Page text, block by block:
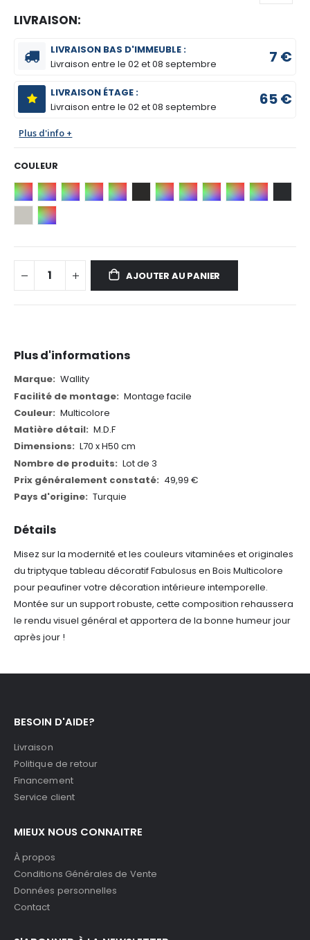
LIVRAISON:
LIVRAISON BAS D'IMMEUBLE :
Livraison entre le02 et 08 septembre 7 €
LIVRAISON ÉTAGE :
Livraison entre le02 et 08 septembre 65 €
Plus d'info +
COULEUR
AJOUTER AU PANIER
Détails
Misez sur la modernité et les couleurs vitaminées et originales
du triptyque tableau décoratif Fabulosus en Bois Multicolore
pour peaufiner votre décoration intérieure intemporelle.
Montée sur un support robuste, cette composition rehaussera
le rendu visuel général et apportera de la bonne humeur jour
après jour !
Plus d'informations
Plus
d'informations
Wallity
Montage facile
Multicolore
M.D.F
L70 x H50 cm
Lot de 3
49,99 €
Turquie
BESOIN D'AIDE?
Livraison
Politique de retour
Financement
Service client
MIEUX NOUS CONNAITRE
À propos
Conditions Générales de Vente
Données personnelles
Contact